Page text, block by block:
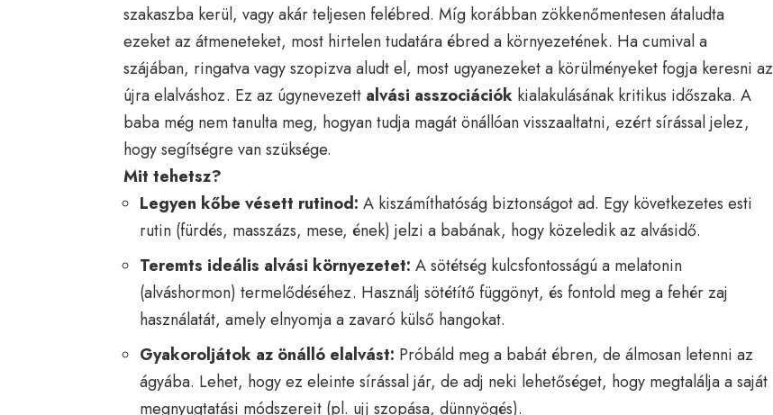
szakaszba kerül, vagy akár teljesen felébred. Míg korábban zökkenőmentesen átaludta
ezeket az átmeneteket, most hirtelen tudatára ébred a környezetének. Ha cumival a
szájában, ringatva vagy szopizva aludt el, most ugyanezeket a körülményeket fogja keresni az
újra elalváshoz. Ez az úgynevezett alvási asszociációk kialakulásának kritikus időszaka. A
baba még nem tanulta meg, hogyan tudja magát önállóan visszaaltatni, ezért sírással jelez,
hogy segítségre van szüksége.
Mit tehetsz?
Legyen kőbe vésett rutinod: A kiszámíthatóság biztonságot ad. Egy következetes esti
rutin (fürdés, masszázs, mese, ének) jelzi a babának, hogy közeledik az alvásidő.
Teremts ideális alvási környezetet: A sötétség kulcsfontosságú a melatonin
(alváshormon) termelődéséhez. Használj sötétítő függönyt, és fontold meg a fehér zaj
használatát, amely elnyomja a zavaró külső hangokat.
Gyakoroljátok az önálló elalvást: Próbáld meg a babát ébren, de álmosan letenni az
ágyába. Lehet, hogy ez eleinte sírással jár, de adj neki lehetőséget, hogy megtalálja a saját
megnyugtatási módszereit (pl. ujj szopása, dünnyögés).